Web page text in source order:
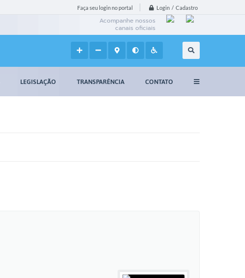
Faça seu login no portal Login / Cadastro
Acompanhe nossos
canais oficiais
LEGISLAÇÃO TRANSPARÊNCIA CONTATO